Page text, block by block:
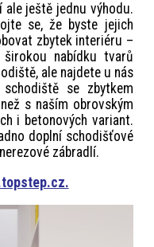
ale ještě jednu výhodu.
se, že byste jejich
zbytek interiéru –
širokou nabídku tvarů
ale najdete u nás
se zbytkem
s naším obrovským
i betonových variant.
doplní schodišťové
zábradlí.